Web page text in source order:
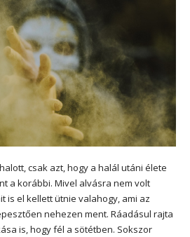
csak azt, hogy a halál utáni élete
a korábbi. Mivel alvásra nem volt
is el kellett ütnie valahogy, ami az
nehezen ment. Ráadásul rajta
is, hogy fél a sötétben. Sokszor